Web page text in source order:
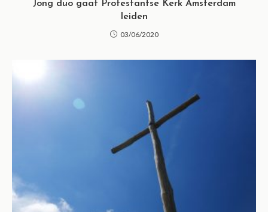
Jong duo gaat Protestantse Kerk Amsterdam
leiden
03/06/2020